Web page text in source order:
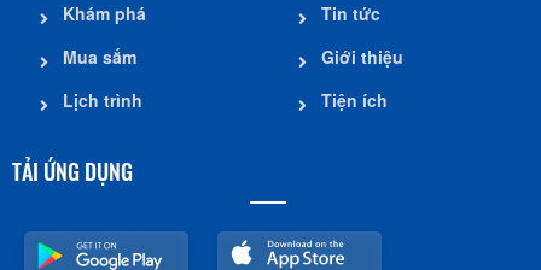
Khám phá
Mua sắm
Lịch trình
Tin tức
Giới thiệu
Tiện ích
TẢI ỨNG DỤNG